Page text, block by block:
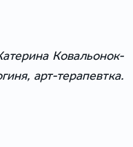
Ковальонок-
арт-терапевтка.